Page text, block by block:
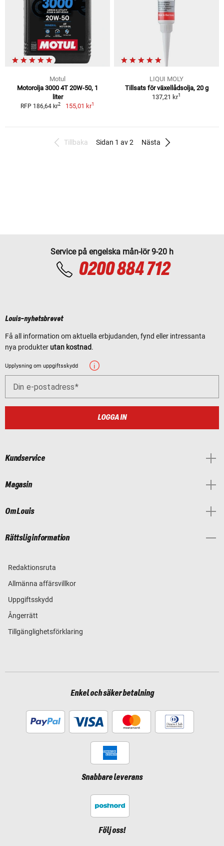
Motul
Motorolja 3000 4T 20W-50, 1
liter
RFP 186,64 kr2 155,01 kr1
LIQUI MOLY
Tillsats för växellådsolja, 20 g
137,21 kr1
Tillbaka Sidan 1 av 2 Nästa
Service på engelska mån-lör 9-20 h
0200 884 712
Louis-nyhetsbrevet
Få all information om aktuella erbjudanden, fynd eller intressanta
nya produkter utan kostnad.
Upplysning om uppgiftsskydd
Din e-postadress
LOGGA IN
Kundservice
Magasin
Om Louis
Rättslig information
Redaktionsruta
Allmänna affärsvillkor
Uppgiftsskydd
Ångerrätt
Tillgänglighetsförklaring
Enkel och säker betalning
Snabbare leverans
Följ oss!